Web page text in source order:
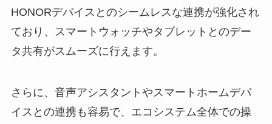
HONORデバイスとのシームレスな連携が強化され
ており、スマートウォッチやタブレットとのデー
タ共有がスムーズに行えます。
さらに、音声アシスタントやスマートホームデバ
イスとの連携も容易で、エコシステム全体での操